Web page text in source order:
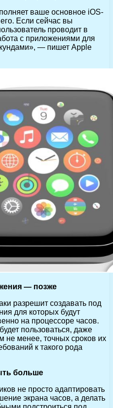
ваше основное iOS-
Если сейчас вы
проводит в
с приложениями для
— пишет Apple
— позже
разрешит создавать под
для которых будут
на процессоре часов.
пользоваться, даже
не менее, точных сроков их
к такого рода
больше
не просто адаптировать
экрана часов, а делать